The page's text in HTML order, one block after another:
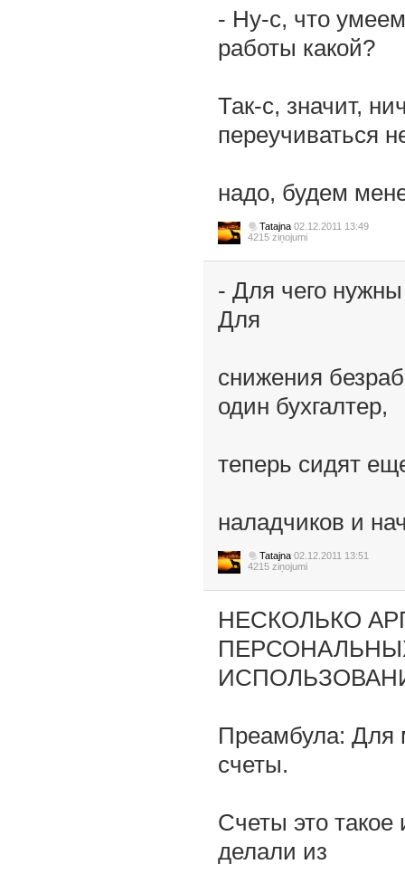
- Ну-с, что
работы какой?
Так-с, значит,
переучиваться
надо, будем
Tatajna 02.12.2011 13:49
4215 ziņojumi
- Для чего
Для
снижения
один бухгалтер,
теперь сидят
наладчиков и
Tatajna 02.12.2011 13:51
4215 ziņojumi
НЕСКОЛЬКО
Преамбула: Для
счеты.
Счеты это
делали из